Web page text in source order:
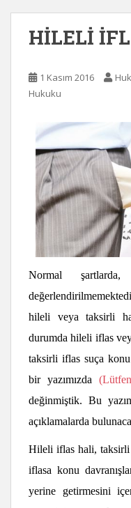
HİLELİ
1 Kasım 2016
Hukuku
Normal
hileli veya taksirli
durumda hileli iflas
taksirli iflas suça
bir yazımızda
değinmiştik. Bu
açıklamalarda
Hileli iflas hali, taksirli
iflasa konu
yerine getirmesini